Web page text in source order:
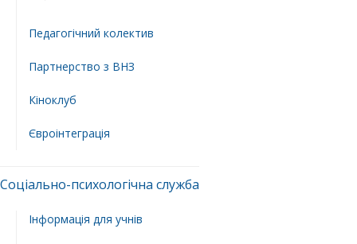
Педагогічний колектив
Партнерство з ВНЗ
Кіноклуб
Євроінтеграція
Соціально-психологічна служба
Інформація для учнів